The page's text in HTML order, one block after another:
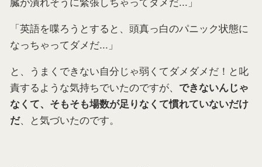
「英語を喋ろうとすると、頭真っ白のパニック状態に
なっちゃってダメだ...」
と、うまくできない自分じゃ弱くてダメダメだ！と叱
責するような気持ちでいたのですが、 できないんじゃ
なくて、そもそも場数が足りなくて慣れていないだけ
だ、と気づいたのです。